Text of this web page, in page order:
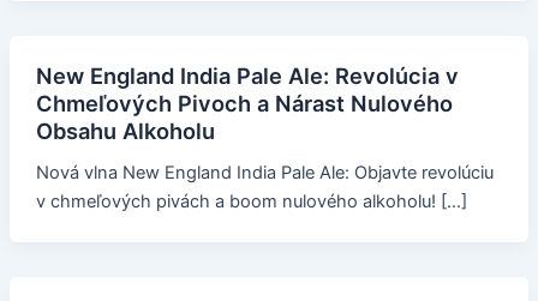
New England India Pale Ale: Revolúcia v
Chmeľových Pivoch a Nárast Nulového
Obsahu Alkoholu
Nová vlna New England India Pale Ale: Objavte revolúciu
v chmeľových pivách a boom nulového alkoholu! […]